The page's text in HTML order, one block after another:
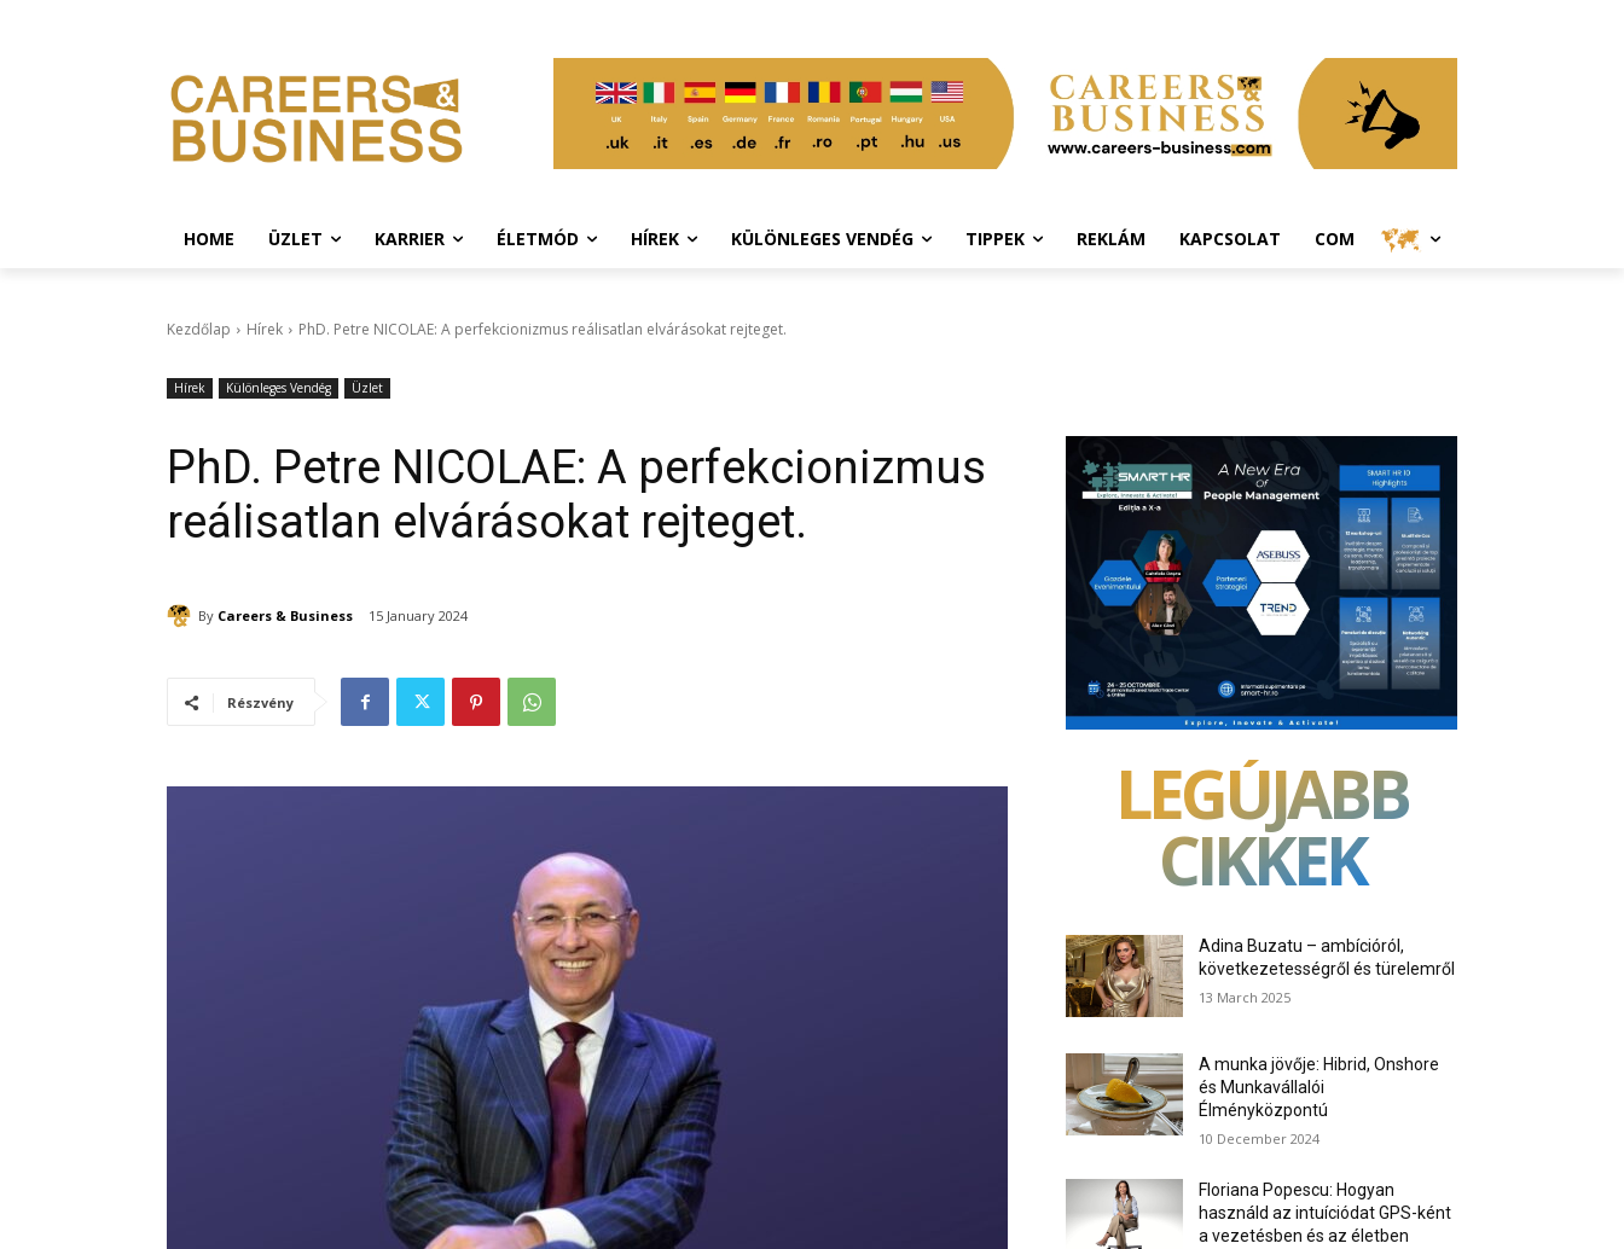
HOME ÜZLET KARRIER ÉLETMÓD HÍREK KÜLÖNLEGES VENDÉG TIPPEK REKLÁM KAPCSOLAT COM
Kezdőlap Hírek PhD. Petre NICOLAE: A perfekcionizmus reálisatlan elvárásokat rejteget.
Hírek Különleges Vendég Üzlet
PhD. Petre NICOLAE: A perfekcionizmus
reálisatlan elvárásokat rejteget.
By Careers & Business 15 January 2024
Részvény
LEGÚJABB
CIKKEK
Adina Buzatu – ambícióról,
következetességről és türelemről
13 March 2025
A munka jövője: Hibrid, Onshore
és Munkavállalói
Élményközpontú
10 December 2024
Floriana Popescu: Hogyan
használd az intuíciódat GPS-ként
a vezetésben és az életben